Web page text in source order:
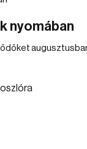
nyomában